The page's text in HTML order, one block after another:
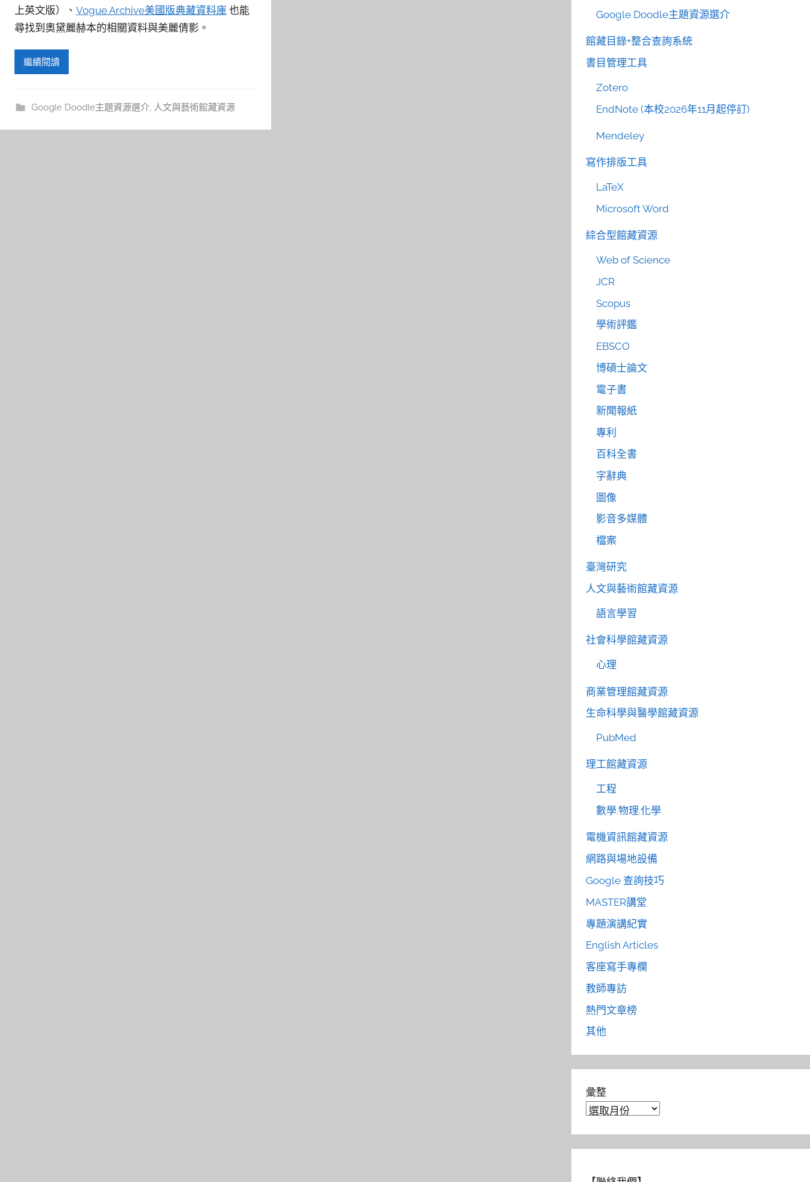
上英文版）、 Vogue Archive美國版典藏資料庫 也能
尋找到奧黛麗赫本的相關資料與美麗倩影。
繼續閱讀
Google Doodle主題資源選介, 人文與藝術館藏資源
Google Doodle主題資源選介
館藏目錄+整合查詢系統
書目管理工具
Zotero
EndNote (本校2026年11月起停訂)
Mendeley
寫作排版工具
LaTeX
Microsoft Word
綜合型館藏資源
Web of Science
JCR
Scopus
學術評鑑
EBSCO
博碩士論文
電子書
新聞報紙
專利
百科全書
字辭典
圖像
影音多媒體
檔案
臺灣研究
人文與藝術館藏資源
語言學習
社會科學館藏資源
心理
商業管理館藏資源
生命科學與醫學館藏資源
PubMed
理工館藏資源
工程
數學.物理.化學
電機資訊館藏資源
網路與場地設備
Google 查詢技巧
MASTER講堂
專題演講紀實
English Articles
客座寫手專欄
教師專訪
熱門文章榜
其他
彙整